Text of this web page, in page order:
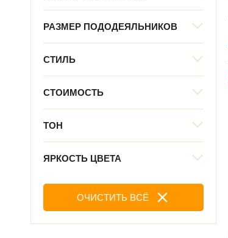
РАЗМЕР ПОДОДЕЯЛЬНИКОВ
СТИЛЬ
СТОИМОСТЬ
ТОН
ЯРКОСТЬ ЦВЕТА
ОЧИСТИТЬ ВСЁ